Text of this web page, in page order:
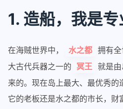
1. 造船，我是专
在海贼世界中， 水之都 拥有
大古代兵器之一的
冥王 就是
来的。现在岛上最大、最优秀的
它的老板还是水之都的市长，财